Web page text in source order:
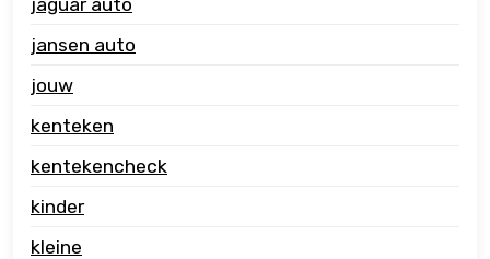
jansen auto
jouw
kenteken
kentekencheck
kinder
kleine